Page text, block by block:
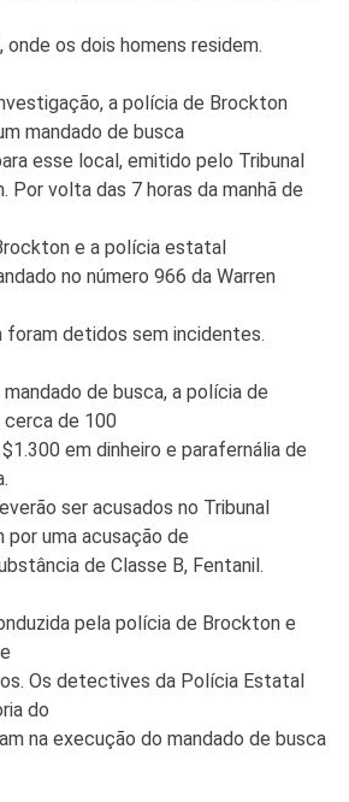
onde os dois homens residem.
a polícia de Brockton
mandado de busca
esse local, emitido pelo Tribunal
Por volta das 7 horas da manhã de
e a polícia estatal
no número 966 da Warren
foram detidos sem incidentes.
de busca, a polícia de
cerca de 100
em dinheiro e parafernália de
ser acusados no Tribunal
uma acusação de
de Classe B, Fentanil.
pela polícia de Brockton e
Os detectives da Polícia Estatal
do
na execução do mandado de busca